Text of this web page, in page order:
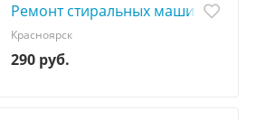
Ремонт стиральных машин
290 руб.
Красноярск